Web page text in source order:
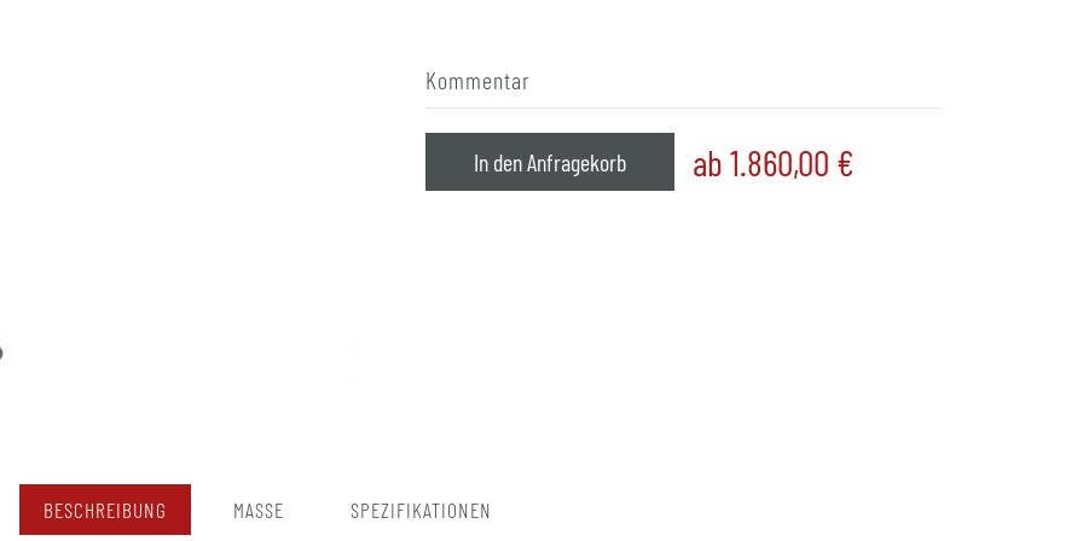
Kommentar
In den Anfragekorb ab 1.860,00 €
BESCHREIBUNG MASSE SPEZIFIKATIONEN